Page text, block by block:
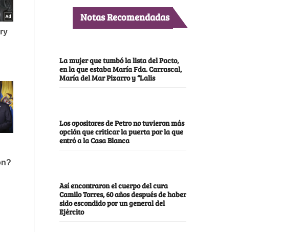
Notas Recomendadas
La mujer que tumbó la lista del Pacto,
en la que estaba María Fda. Carrascal,
María del Mar Pizarro y “Lalis
Los opositores de Petro no tuvieron más
opción que criticar la puerta por la que
entró a la Casa Blanca
Así encontraron el cuerpo del cura
Camilo Torres, 60 años después de haber
sido escondido por un general del
Ejército